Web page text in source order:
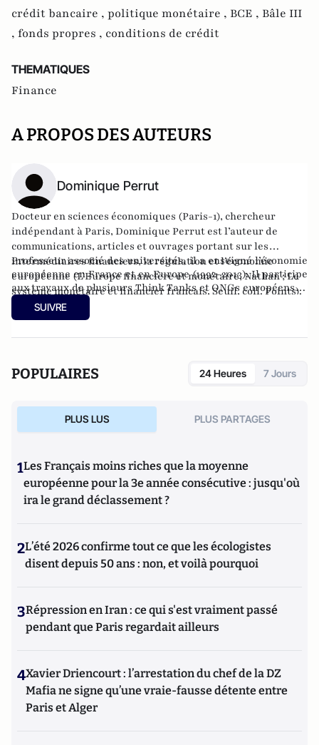
crédit bancaire , politique monétaire , BCE , Bâle III
, fonds propres , conditions de crédit
THEMATIQUES
Finance
A PROPOS DES AUTEURS
Dominique Perrut
Docteur en sciences économiques (Paris-1), chercheur
indépendant à Paris, Dominique Perrut est l’auteur de
communications, articles et ouvrages portant sur les
intermédiaires financiers, la régulation et l’économie
européenne (L’Europe financière et monétaire, Nathan ; Le
système monétaire et financier français, Seuil, coll. Points).
Professeur associé des universités, il a enseigné l’économie
européenne en France et en Europe (1992-2013). Il participe
aux travaux de plusieurs Think Tanks et ONGs européens. Il
est membre du Comité de pilotage de Confrontations
Europe.
SUIVRE
POPULAIRES 24 Heures 7 Jours
PLUS LUS PLUS PARTAGES
1Les Français moins riches que la moyenne
européenne pour la 3e année consécutive : jusqu'où
ira le grand déclassement ?
2L’été 2026 confirme tout ce que les écologistes
disent depuis 50 ans : non, et voilà pourquoi
3Répression en Iran : ce qui s'est vraiment passé
pendant que Paris regardait ailleurs
4Xavier Driencourt : l’arrestation du chef de la DZ
Mafia ne signe qu’une vraie-fausse détente entre
Paris et Alger